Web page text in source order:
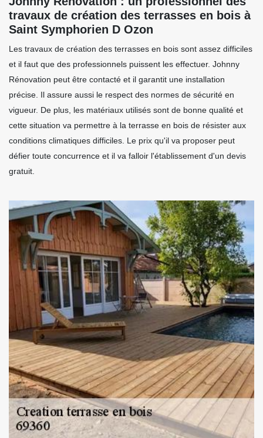
travaux de création des terrasses en bois à
Saint Symphorien D Ozon
Les travaux de création des terrasses en bois sont assez difficiles
et il faut que des professionnels puissent les effectuer. Johnny
Rénovation peut être contacté et il garantit une installation
précise. Il assure aussi le respect des normes de sécurité en
vigueur. De plus, les matériaux utilisés sont de bonne qualité et
cette situation va permettre à la terrasse en bois de résister aux
conditions climatiques difficiles. Le prix qu'il va proposer peut
défier toute concurrence et il va falloir l'établissement d'un devis
gratuit.